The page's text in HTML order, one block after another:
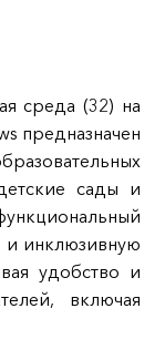
среда (32) на
предназначен
сады и
и инклюзивную
удобство и
включая